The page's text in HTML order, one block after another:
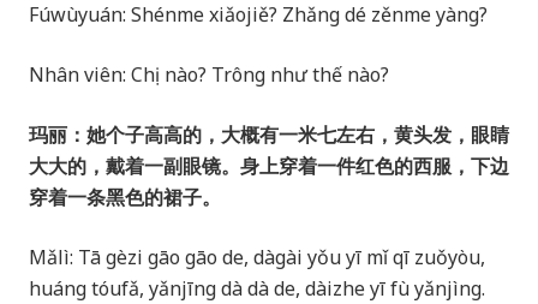
Fúwùyuán: Shénme xiǎojiě? Zhǎng dé zěnme yàng?
Nhân viên: Chị nào? Trông như thế nào?
玛丽：她个子高高的，大概有一米七左右，黄头发，眼睛
大大的，戴着一副眼镜。身上穿着一件红色的西服，下边
穿着一条黑色的裙子。
Mǎlì: Tā gèzi gāo gāo de, dàgài yǒu yī mǐ qī zuǒyòu,
huáng tóufǎ, yǎnjīng dà dà de, dàizhe yī fù yǎnjìng.